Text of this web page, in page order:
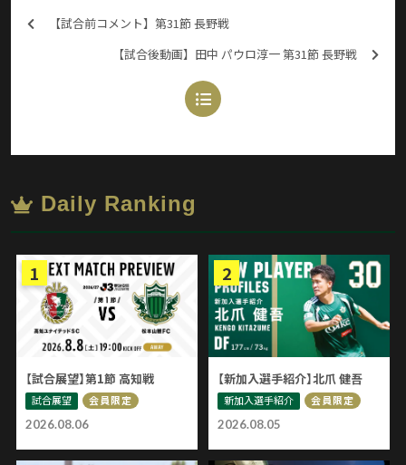
【試合前コメント】第31節 長野戦
【試合後動画】田中 パウロ淳一 第31節 長野戦
Daily Ranking
2026.08.06
【試合展望】第1節 高知戦
試合展望
会員限定
2026.08.05
【新加入選手紹介】北爪 健吾
新加入選手紹介 会員限定